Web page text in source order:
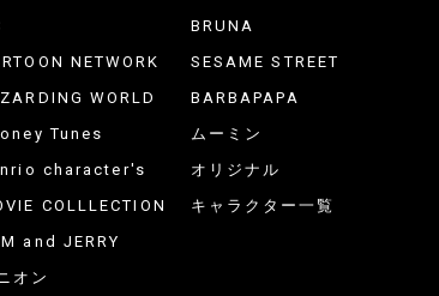
NETWORK
WORLD
Tunes
character's
COLLLECTION
and JERRY
オン
BRUNA
SESAME STREET
BARBAPAPA
ムーミン
オリジナル
キャラクター一覧